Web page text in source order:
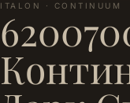
ITALON · CONTINUUM